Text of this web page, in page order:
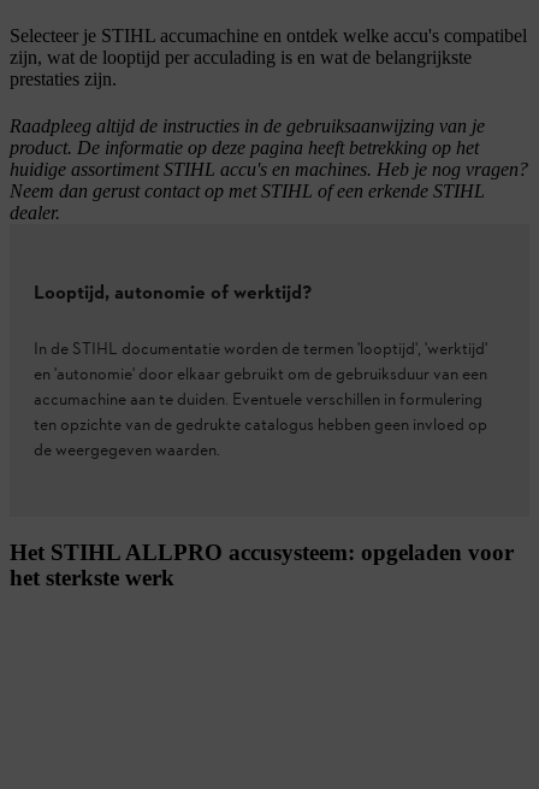
Selecteer je STIHL accumachine en ontdek welke accu's compatibel
zijn, wat de looptijd per acculading is en wat de belangrijkste
prestaties zijn.
Raadpleeg altijd de instructies in de gebruiksaanwijzing van je
product. De informatie op deze pagina heeft betrekking op het
huidige assortiment STIHL accu's en machines. Heb je nog vragen?
Neem dan gerust contact op met STIHL of een erkende STIHL
dealer.
Looptijd, autonomie of werktijd?
In de STIHL documentatie worden de termen 'looptijd', 'werktijd'
en 'autonomie' door elkaar gebruikt om de gebruiksduur van een
accumachine aan te duiden. Eventuele verschillen in formulering
ten opzichte van de gedrukte catalogus hebben geen invloed op
de weergegeven waarden.
Het STIHL ALLPRO accusysteem: opgeladen voor
het sterkste werk